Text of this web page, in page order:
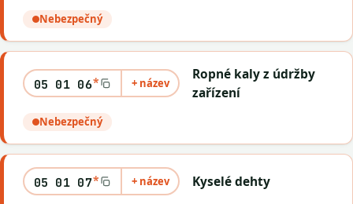
Nebezpečný
05 01 06* + název
Ropné kaly z údržby
zařízení
Nebezpečný
05 01 07* + název Kyselé dehty